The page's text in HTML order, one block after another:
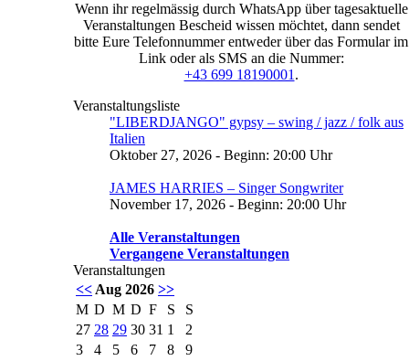
Wenn ihr regelmässig durch WhatsApp über tagesaktuelle
Veranstaltungen Bescheid wissen möchtet, dann sendet
bitte Eure Telefonnummer entweder über das Formular im
Link oder als SMS an die Nummer:
+43 699 18190001 .
Veranstaltungsliste
"LIBERDJANGO" gypsy – swing / jazz / folk aus
Italien
Oktober 27, 2026 - Beginn: 20:00 Uhr
JAMES HARRIES – Singer Songwriter
November 17, 2026 - Beginn: 20:00 Uhr
Alle Veranstaltungen
Vergangene Veranstaltungen
Veranstaltungen
<< Aug 2026 >>
M D M D F S
S
27 28 29 30 31 1
2
3
4 5 6 7 8
9